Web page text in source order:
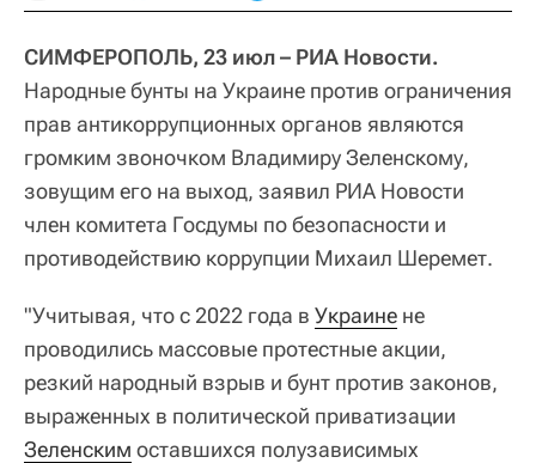
СИМФЕРОПОЛЬ, 23 июл – РИА Новости.
Народные бунты на Украине против ограничения
прав антикоррупционных органов являются
громким звоночком Владимиру Зеленскому,
зовущим его на выход, заявил РИА Новости
член комитета Госдумы по безопасности и
противодействию коррупции Михаил Шеремет.
"Учитывая, что с 2022 года в Украине не
проводились массовые протестные акции,
резкий народный взрыв и бунт против законов,
выраженных в политической приватизации
Зеленским оставшихся полузависимых